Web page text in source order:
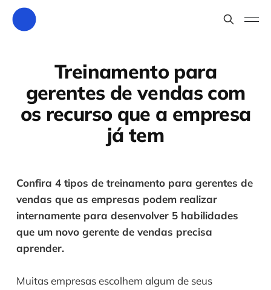
Treinamento para
gerentes de vendas com
os recurso que a empresa
já tem
Confira 4 tipos de treinamento para gerentes de
vendas que as empresas podem realizar
internamente para desenvolver 5 habilidades
que um novo gerente de vendas precisa
aprender.
Muitas empresas escolhem algum de seus